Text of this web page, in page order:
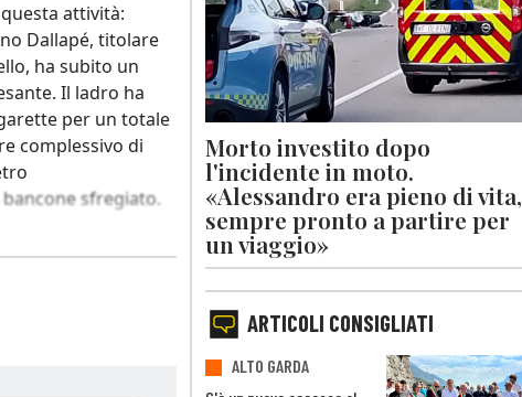
attività:
Dallapé, titolare
ha subito un
Il ladro ha
per un totale
complessivo di
sfregiato.
Morto investito dopo
l'incidente in moto.
«Alessandro era pieno di vita,
sempre pronto a partire per
un viaggio»
ARTICOLI CONSIGLIATI
ALTO GARDA